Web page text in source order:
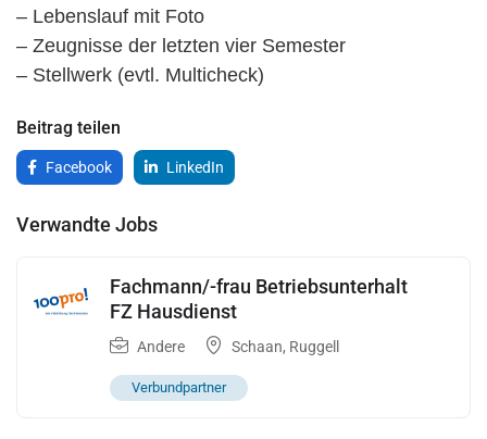
– Lebenslauf mit Foto
– Zeugnisse der letzten vier Semester
– Stellwerk (evtl. Multicheck)
Beitrag teilen
Facebook LinkedIn
Verwandte Jobs
Fachmann/-frau Betriebsunterhalt
FZ Hausdienst
Andere Schaan, Ruggell
Verbundpartner